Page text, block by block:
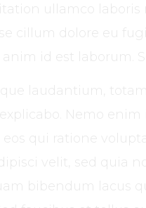
ullamco laboris
cillum dolore eu
id est laborum.
laudantium,
Nemo
qui ratione
velit, sed
bibendum lacus